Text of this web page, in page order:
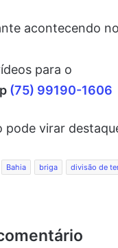
acontecendo
para o
(75) 99190-1606
pode virar
Bahia briga divisão de